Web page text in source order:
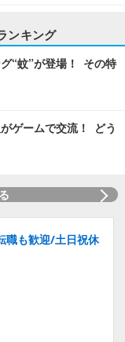
ンキング
“蚊”が登場！ その特
ゲームで交流！ どう
職も歓迎/土日祝休